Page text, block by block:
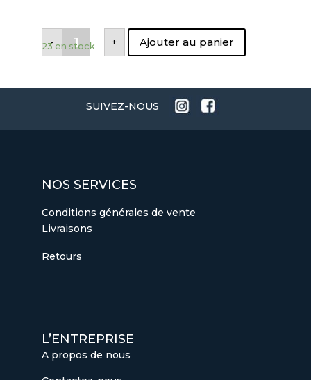
23 en stock
-
quantité
de
ESCARPIN
+ Ajouter au panier
SUIVEZ-NOUS
Conditions générales de vente
Livraisons
NOS SERVICES
Retours
A propos de nous
L’ENTREPRISE